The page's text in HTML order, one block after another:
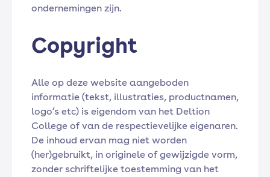
ondernemingen zijn.
Copyright
Alle op deze website aangeboden
informatie (tekst, illustraties, productnamen,
logo’s etc) is eigendom van het Deltion
College of van de respectievelijke eigenaren.
De inhoud ervan mag niet worden
(her)gebruikt, in originele of gewijzigde vorm,
zonder schriftelijke toestemming van het